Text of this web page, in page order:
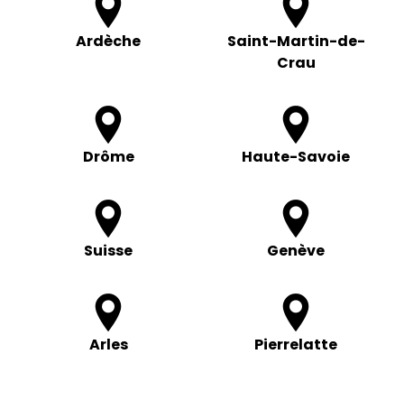
Ardèche
Saint-Martin-de-
Crau
Drôme Haute-Savoie
Suisse Genève
Arles Pierrelatte